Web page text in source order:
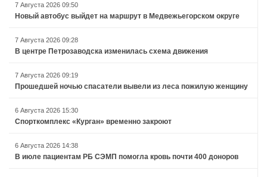
7 Августа 2026 09:50
Новый автобус выйдет на маршрут в Медвежьегорском округе
7 Августа 2026 09:28
В центре Петрозаводска изменилась схема движения
7 Августа 2026 09:19
Прошедшей ночью спасатели вывели из леса пожилую женщину
6 Августа 2026 15:30
Спорткомплекс «Курган» временно закроют
6 Августа 2026 14:38
В июле пациентам РБ СЭМП помогла кровь почти 400 доноров